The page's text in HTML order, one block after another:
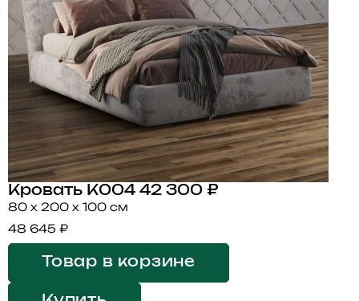
Кровать K004 42 300 ₽
80 x 200 x 100 см
48 645 ₽
Товар в корзине